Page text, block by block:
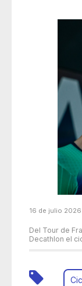
16 de julio 2026
Del Tour de
Decathlon el